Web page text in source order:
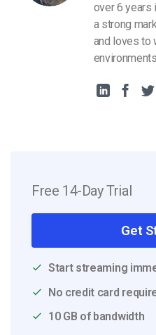
over 6 years
a strong
and loves to
Free 14-Day Trial
Get
Start streaming
No credit card
10 GB of bandwidth